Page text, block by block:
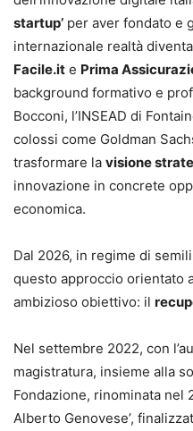
startup’ per aver fondato e
internazionale realtà
Facile.it e Prima
background formativo e
Bocconi, l’INSEAD di
colossi come Goldman
trasformare la visione
innovazione in concrete
economica.
Dal 2026, in regime di
questo approccio orientato
ambizioso obiettivo: il
Nel settembre 2022, con
magistratura, insieme alla
Fondazione, rinominata nel
Alberto Genovese’,